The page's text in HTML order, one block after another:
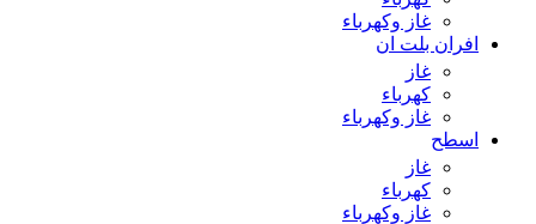
غاز وكهرباء
افران بلت ان
غاز
كهرباء
غاز وكهرباء
اسطح
غاز
كهرباء
غاز وكهرباء